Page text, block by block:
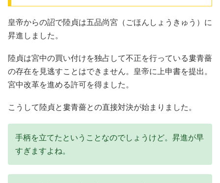
皇帝からの詔で陸貞は五品尚宮（ごほんしょうきゅう）に
昇進しました。
陸貞は宮中の買い付けを独占して不正を行っている婁青薔
の存在を見逃すことはできません。皇帝に上申書を提出。
宮中改革を進める許可を得ました。
こうして陸貞と婁青薔との直接対決が始まりました。
手柄を立てたということなのでしょうけど。昇進が早
すぎますよね。